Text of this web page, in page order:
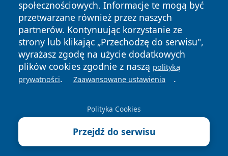
społecznościowych. Informacje te mogą być
przetwarzane również przez naszych
partnerów. Kontynuując korzystanie ze
strony lub klikając „Przechodzę do serwisu",
wyrażasz zgodę na użycie dodatkowych
plików cookies zgodnie z naszą polityką
prywatności. Zaawansowane ustawienia .
Polityka Cookies
Przejdź do serwisu
zastrzeżone.
News Autorzy
Polityka
Prywatności
Polityka
Cookies